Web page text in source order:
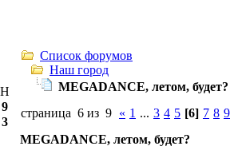
Н
9
3
Список форумов
Наш город
MEGADANCE, летом, будет?
страница 6 из 9 « 1 ... 3 4 5 [6] 7 8 9
MEGADANCE, летом, будет?